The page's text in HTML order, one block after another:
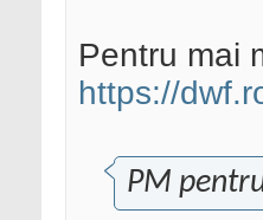
Pentru mai
https://
PM